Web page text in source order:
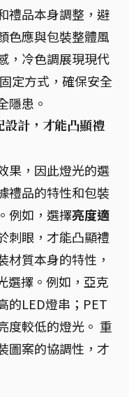
禮品本身調整，避
色應與包裝整體風
，冷色調展現現代
定方式，確保安全
隱患。
設計，才能凸顯禮
果，因此燈光的選
禮品的特性和包裝
例如，選擇亮度適
刺眼，才能凸顯禮
材質本身的特性，
選擇。例如，亞克
的LED燈串；PET
度較低的燈光。 重
圖案的協調性，才